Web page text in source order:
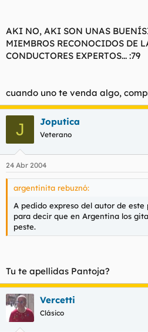
AKI NO, AKI SON UNAS
MIEMBROS RECONOCIDOS DE
CONDUCTORES EXPERTOS... :79
cuando uno te venda algo,
J Joputica
Veterano
24 Abr 2004
argentinita rebuznó:
A pedido expreso del autor de este
para decir que en Argentina los
peste.
Tu te apellidas Pantoja?
Vercetti
Clásico